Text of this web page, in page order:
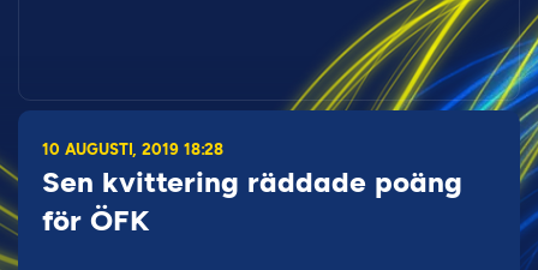
10 AUGUSTI, 2019 18:28
Sen kvittering räddade poäng
för ÖFK